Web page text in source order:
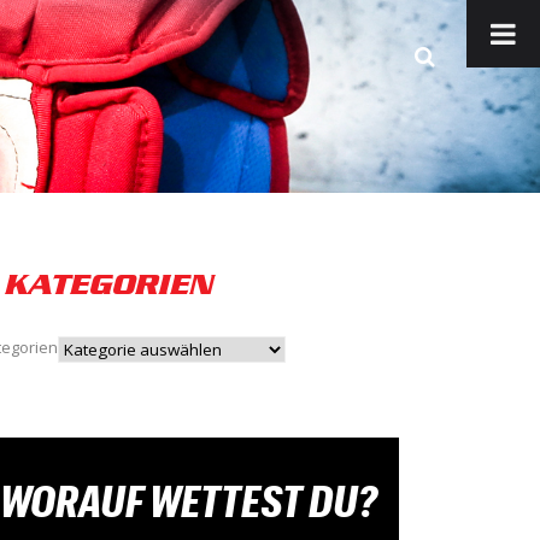
KATEGORIEN